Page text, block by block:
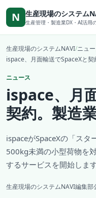
本文へ移動
N 生産現場のシステム
生産管理・製造業DX・AI活用
生産現場のシステムNAVI/ニュ
ispace、月面輸送でSpaceXと
ニュース
ispace、月
契約。製造
ispaceがSpaceXの「スタ
500kg未満の小型荷物を
するサービスを開始します
生産現場のシステムNAVI編集部